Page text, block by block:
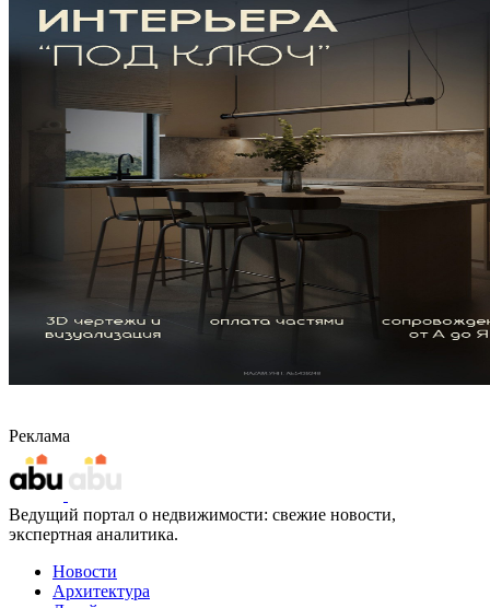
Реклама
Ведущий портал о недвижимости: свежие новости,
экспертная аналитика.
Новости
Архитектура